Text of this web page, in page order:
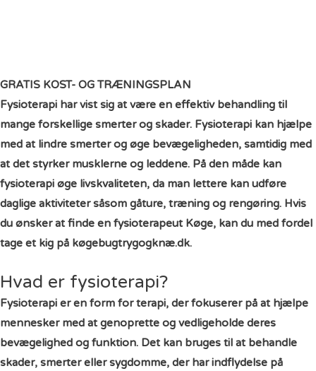
GRATIS KOST- OG TRÆNINGSPLAN
Fysioterapi har vist sig at være en effektiv behandling til
mange forskellige smerter og skader. Fysioterapi kan hjælpe
med at lindre smerter og øge bevægeligheden, samtidig med
at det styrker musklerne og leddene. På den måde kan
fysioterapi øge livskvaliteten, da man lettere kan udføre
daglige aktiviteter såsom gåture, træning og rengøring. Hvis
du ønsker at finde en fysioterapeut Køge, kan du med fordel
tage et kig på køgebugtrygogknæ.dk.
Hvad er fysioterapi?
Fysioterapi er en form for terapi, der fokuserer på at hjælpe
mennesker med at genoprette og vedligeholde deres
bevægelighed og funktion. Det kan bruges til at behandle
skader, smerter eller sygdomme, der har indflydelse på